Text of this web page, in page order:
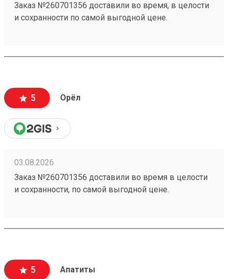
Заказ №260701356 доставили во время, в целости
и сохранности по самой выгодной цене.
5 Орёл
03.08.2026
Заказ №260701356 доставили во время в целости
и сохранности, по самой выгодной цене.
5 Апатиты